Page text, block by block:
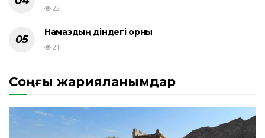
22
Намаздың діндегі орны
21
Соңғы жарияланымдар